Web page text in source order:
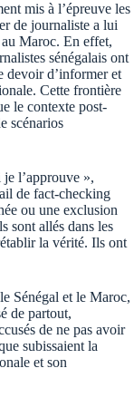
mis à l’épreuve les
de journaliste a lui
Maroc. En effet,
sénégalais ont
devoir d’informer et
Cette frontière
le contexte post-
scénarios
l’approuve »,
de fact-checking
ou une exclusion
sont allés dans les
la vérité. Ils ont
Sénégal et le Maroc,
de partout,
de ne pas avoir
subissaient la
et son